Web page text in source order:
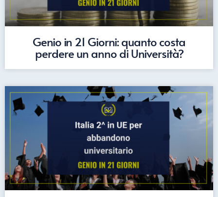
Genio in 21 Giorni: quanto costa
perdere un anno di Università?